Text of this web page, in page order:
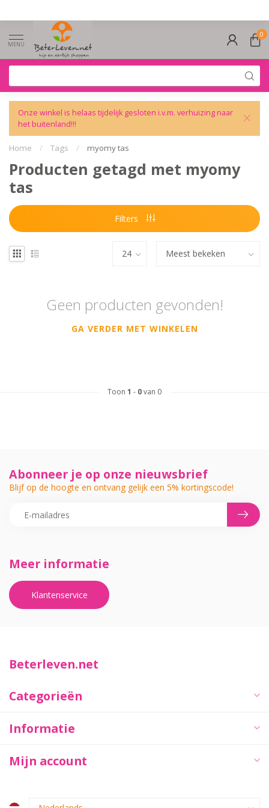
MENU
0
Onze winkel is helaas tijdelijk gesloten i.v.m. verhuizing naar
het buitenland!!!
Home / Tags / myomy tas
Producten getagd met myomy
tas
Filters
Geen producten gevonden!
GA VERDER MET WINKELEN
Toon 1 - 0van 0
Meer informatie
Klantenservice
Abonneer je op onze nieuwsbrief
Blijf op de hoogte en ontvang gelijk een 5% kortingscode!
Beterleven.net
Categorieën
Informatie
Mijn account